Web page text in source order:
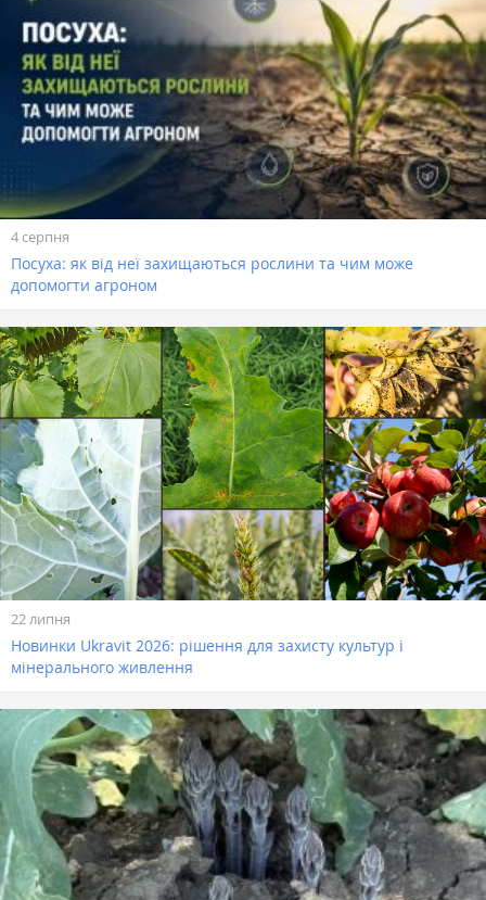
4 серпня
Посуха: як від неї захищаються рослини та чим може
допомогти агроном
22 липня
Новинки Ukravit 2026: рішення для захисту культур і
мінерального живлення